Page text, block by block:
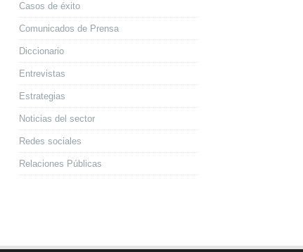
Casos de éxito
Comunicados de Prensa
Diccionario
Entrevistas
Estrategias
Noticias del sector
Redes sociales
Relaciones Públicas